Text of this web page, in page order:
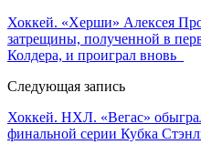
Хоккей. «Херши» Алексея
затрещины, полученной в
Колдера, и проиграл вновь
Следующая запись
Хоккей. НХЛ. «Вегас»
финальной серии Кубка